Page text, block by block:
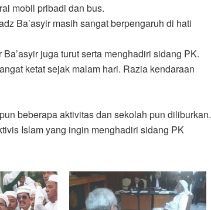
mobil pribadi dan bus.
Ba’asyir masih sangat berpengaruh di hati
juga turut serta menghadiri sidang PK.
ketat sejak malam hari. Razia kendaraan
beberapa aktivitas dan sekolah pun diliburkan.
Islam yang ingin menghadiri sidang PK